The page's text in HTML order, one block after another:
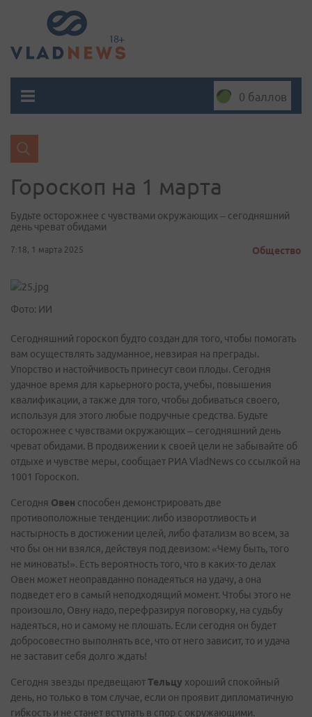
0 баллов
Гороскоп на 1 марта
Будьте осторожнее с чувствами окружающих – сегодняшний
день чреват обидами
7:18, 1 марта 2025 Общество
Фото: ИИ
Сегодняшний гороскоп будто создан для того, чтобы помогать
вам осуществлять задуманное, невзирая на преграды.
Упорство и настойчивость принесут свои плоды. Сегодня
удачное время для карьерного роста, учебы, повышения
квалификации, а также для того, чтобы добиваться своего,
используя для этого любые подручные средства. Будьте
осторожнее с чувствами окружающих – сегодняшний день
чреват обидами. В продвижении к своей цели не забывайте об
отдыхе и чувстве меры, сообщает РИА VladNews со ссылкой на
1001 Гороскоп.
Сегодня Овен способен демонстрировать две
противоположные тенденции: либо изворотливость и
настырность в достижении целей, либо фатализм во всем, за
что бы он ни взялся, действуя под девизом: «Чему быть, того
не миновать!». Есть вероятность того, что в каких-то делах
Овен может неоправданно понадеяться на удачу, а она
подведет его в самый неподходящий момент. Чтобы этого не
произошло, Овну надо, перефразируя поговорку, на судьбу
надеяться, но и самому не плошать. Если сегодня он будет
добросовестно выполнять все, что от него зависит, то и удача
не заставит себя долго ждать!
Сегодня звезды предвещаютТельцу хороший спокойный
день, но только в том случае, если он проявит дипломатичную
гибкость и не станет вступать в спор с окружающими.